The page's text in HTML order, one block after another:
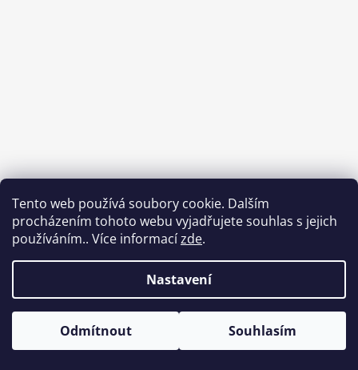
Tento web používá soubory cookie. Dalším
procházením tohoto webu vyjadřujete souhlas s jejich
používáním.. Více informacízde.
Nastavení
Odmítnout Souhlasím
Vítáme Vás mezi papíry. Minimální cena objednávky je 300 Kč. V
případě menších objednávek se k nám zastavte osobně na